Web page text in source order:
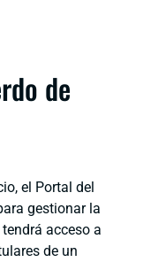
de
el Portal del
gestionar la
acceso a
de un